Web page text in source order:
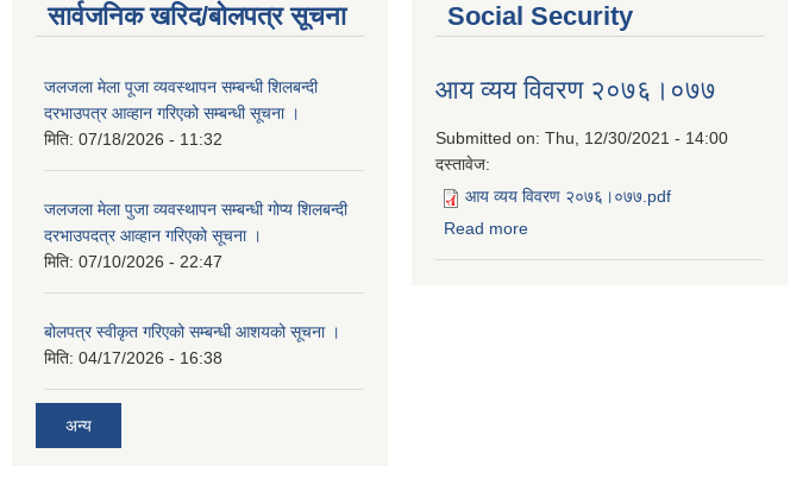
सार्वजनिक खरिद/बोलपत्र सूचना
जलजला मेला पूजा व्यवस्थापन सम्बन्धी शिलबन्दी
दरभाउपत्र आव्हान गरिएको सम्बन्धी सूचना ।
मिति: 07/18/2026 - 11:32
जलजला मेला पुजा व्यवस्थापन सम्बन्धी गोप्य शिलबन्दी
दरभाउपदत्र आव्हान गरिएको सूचना ।
मिति: 07/10/2026 - 22:47
बोलपत्र स्वीकृत गरिएको सम्बन्धी आशयको सूचना ।
मिति: 04/17/2026 - 16:38
अन्य
Social Security
आय व्यय विवरण २०७६।०७७
Submitted on: Thu, 12/30/2021 - 14:00
दस्तावेज:
आय व्यय विवरण २०७६।०७७.pdf
Read more